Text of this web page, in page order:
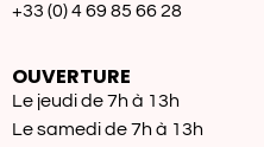
+33 (0) 4 69 85 66 28
OUVERTURE
Le jeudi de 7h à 13h
Le samedi de 7h à 13h